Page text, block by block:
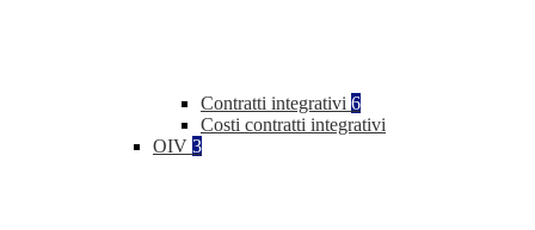
Contratti integrativi 6
Costi contratti integrativi
OIV 3